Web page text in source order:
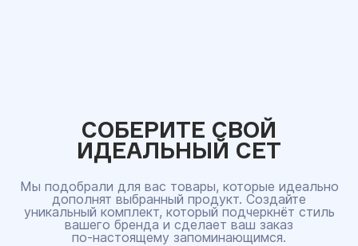
СОБЕРИТЕ СВОЙ
ИДЕАЛЬНЫЙ СЕТ
Мы подобрали для вас товары, которые идеально
дополнят выбранный продукт. Создайте
уникальный комплект, который подчеркнёт стиль
вашего бренда и сделает ваш заказ
по‑настоящему запоминающимся.